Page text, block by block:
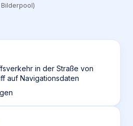
Bilderpool)
in der Straße von
auf Navigationsdaten